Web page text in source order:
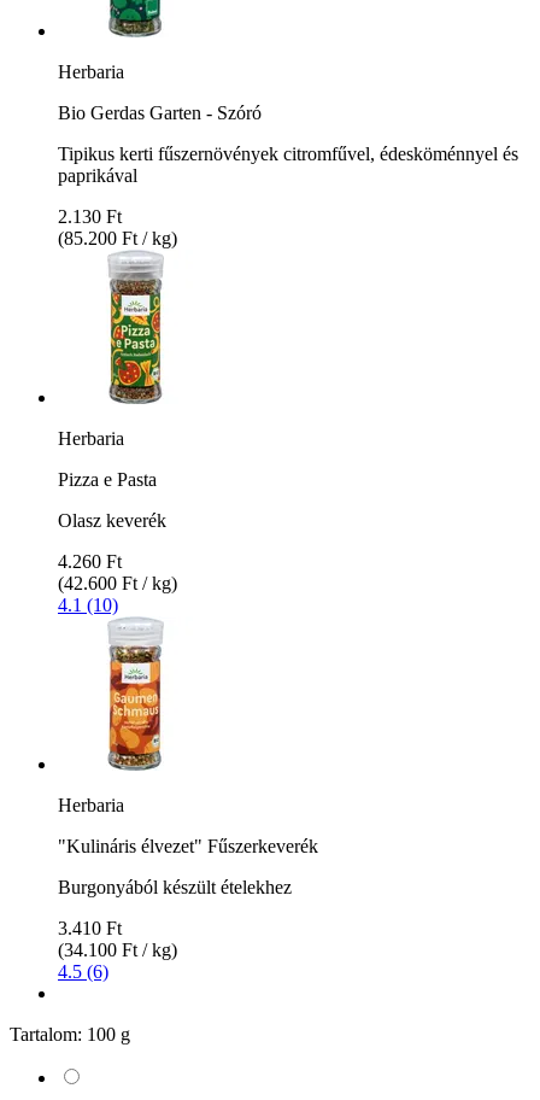
Herbaria
Bio Gerdas Garten - Szóró
Tipikus kerti fűszernövények citromfűvel, édesköménnyel és
paprikával
2.130 Ft
(85.200 Ft / kg)
Herbaria
Pizza e Pasta
Olasz keverék
4.260 Ft
(42.600 Ft / kg)
4.1 (10)
Herbaria
"Kulináris élvezet" Fűszerkeverék
Burgonyából készült ételekhez
3.410 Ft
(34.100 Ft / kg)
4.5 (6)
Tartalom: 100 g